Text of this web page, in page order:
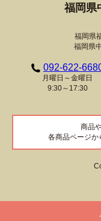
福岡県
福岡県
福岡県
092-622-
月曜日～金曜日
9:30～17:30
商品
各商品ページか